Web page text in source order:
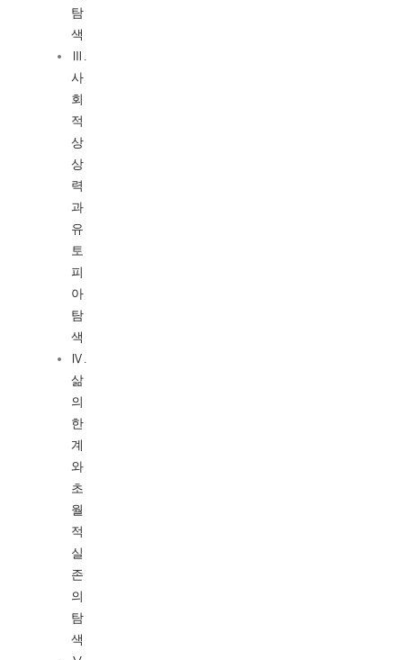
탐
색
Ⅲ.
사
회
적
상
상
력
과
유
토
피
아
탐
색
Ⅳ.
삶
의
한
계
와
초
월
적
실
존
의
탐
색